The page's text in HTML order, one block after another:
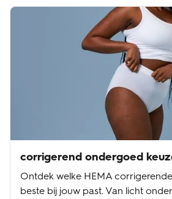
corrigerend ondergoed
Ontdek welke HEMA
beste bij jouw past. Van licht